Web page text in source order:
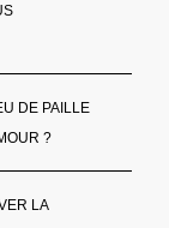
DE PAILLE
?
LA